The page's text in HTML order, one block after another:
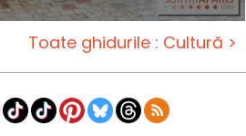
Toate ghidurile : Cultură >